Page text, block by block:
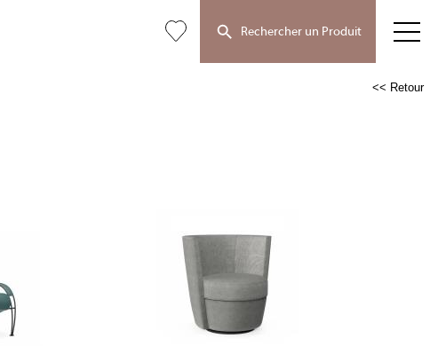
Rechercher un Produit
<< Retour